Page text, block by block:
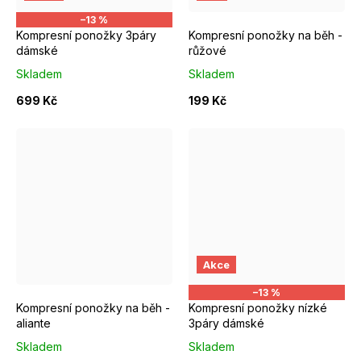
–13 %
Kompresní ponožky 3páry
dámské
Skladem
699 Kč
Kompresní ponožky na běh -
růžové
Skladem
199 Kč
Kompresní ponožky na běh -
aliante
Skladem
Akce
–13 %
Kompresní ponožky nízké
3páry dámské
Skladem
EUR 37 - 39